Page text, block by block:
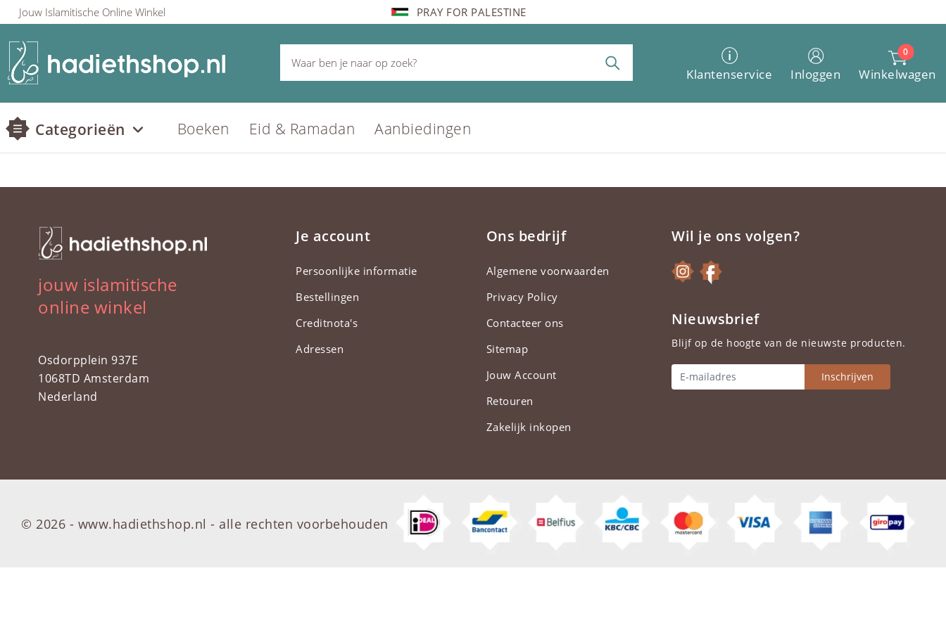
Jouw Islamitische Online Winkel PRAY FOR PALESTINE
Klantenservice Inloggen
0
Winkelwagen
Categorieën Boeken Eid & Ramadan Aanbiedingen
jouw islamitische
online winkel
Osdorpplein 937E
1068TD Amsterdam
Nederland
Je account
Persoonlijke informatie
Bestellingen
Creditnota's
Adressen
Ons bedrijf
Algemene voorwaarden
Privacy Policy
Contacteer ons
Sitemap
Jouw Account
Retouren
Zakelijk inkopen
Wil je ons volgen?
Nieuwsbrief
Blijf op de hoogte van de nieuwste producten.
Inschrijven
© 2026 - www.hadiethshop.nl - alle rechten voorbehouden